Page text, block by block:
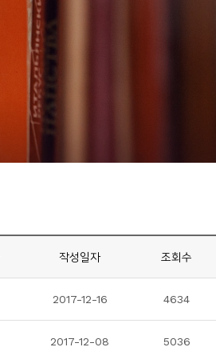
작성일자 조회수
2017-12-16 4634
2017-12-08 5036